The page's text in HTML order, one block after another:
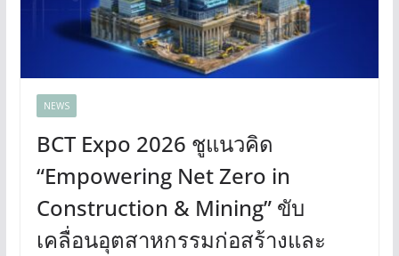
NEWS
BCT Expo 2026 ชูแนวคิด
“Empowering Net Zero in
Construction & Mining” ขับ
เคลื่อนอุตสาหกรรมก่อสร้างและ